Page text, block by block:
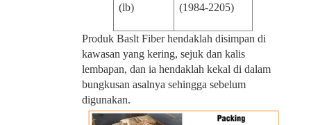
(lb)
(1984-2205)
Produk Baslt Fiber hendaklah disimpan di
kawasan yang kering, sejuk dan kalis
lembapan, dan ia hendaklah kekal di dalam
bungkusan asalnya sehingga sebelum
digunakan.